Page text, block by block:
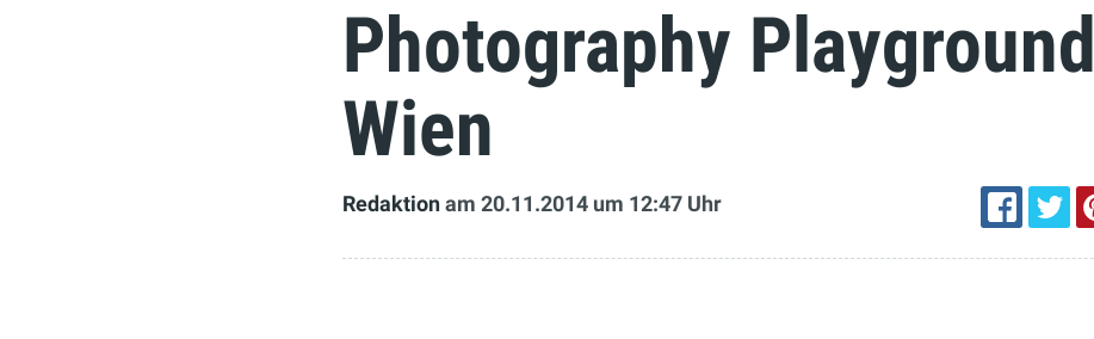
Photography Playground
Wien
Redaktion am 20.11.2014 um 12:47 Uhr